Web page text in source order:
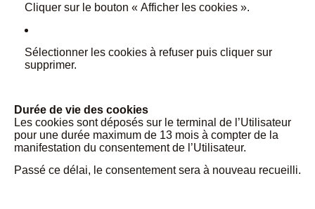
Cliquer sur le bouton « Afficher les cookies ».
Sélectionner les cookies à refuser puis cliquer sur
supprimer.
Durée de vie des cookies
Les cookies sont déposés sur le terminal de l’Utilisateur
pour une durée maximum de 13 mois à compter de la
manifestation du consentement de l’Utilisateur.
Passé ce délai, le consentement sera à nouveau recueilli.